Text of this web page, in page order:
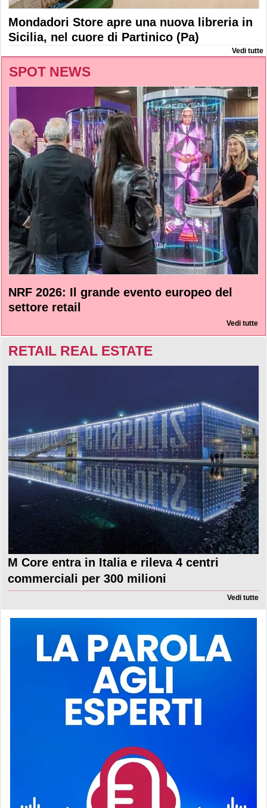
Mondadori Store apre una nuova libreria in
Sicilia, nel cuore di Partinico (Pa)
Vedi tutte
SPOT NEWS
NRF 2026: Il grande evento europeo del
settore retail
Vedi tutte
RETAIL REAL ESTATE
M Core entra in Italia e rileva 4 centri
commerciali per 300 milioni
Vedi tutte